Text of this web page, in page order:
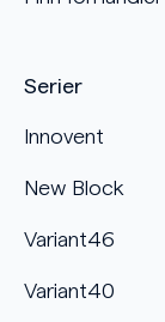
Serier
Innovent
New Block
Variant46
Variant40